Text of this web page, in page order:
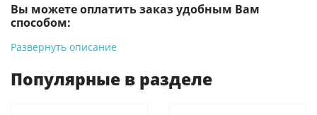
Вы можете оплатить заказ удобным Вам
способом:
-Банковской картой на сайте ProffЭлектро. Данный вид
Развернуть описание
Популярные в разделе